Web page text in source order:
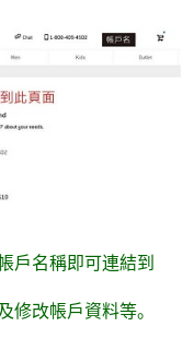
戶名稱即可連結到
改帳戶資料等。